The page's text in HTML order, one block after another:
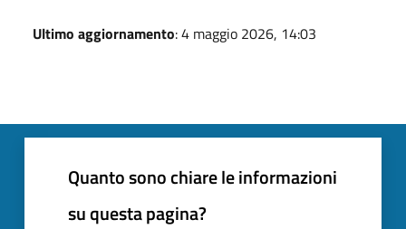
Ultimo aggiornamento: 4 maggio 2026, 14:03
Quanto sono chiare le informazioni
su questa pagina?